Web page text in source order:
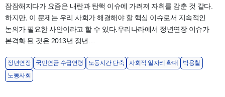
잠잠해지다가 요즘은 내란과 탄핵 이슈에 가려져 자취를 감춘 것 같다.
하지만, 이 문제는 우리 사회가 해결해야 할 핵심 이슈로서 지속적인
논의가 필요한 사안이라고 할 수 있다.우리나라에서 정년연장 이슈가
본격화 된 것은 2013년 정년…
정년연장 국민연금 수급연령 노동시간 단축 사회적 일자리 확대
박용철
노동사회